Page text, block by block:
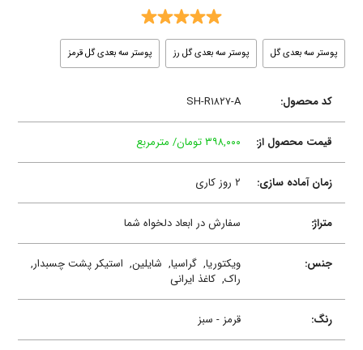
پوستر سه بعدی گل پوستر سه بعدی گل رز پوستر سه بعدی گل قرمز
کد محصول: SH-R۱۸۲۷-A
قیمت محصول از: ۳۹۸,۰۰۰ تومان/ مترمربع
زمان آماده سازی: ۲ روز کاری
متراژ: سفارش در ابعاد دلخواه شما
جنس: ویکتوریا,گراسیا, شایلین, استیکر پشت چسبدار,
راک,کاغذ ایرانی
رنگ: قرمز - سبز